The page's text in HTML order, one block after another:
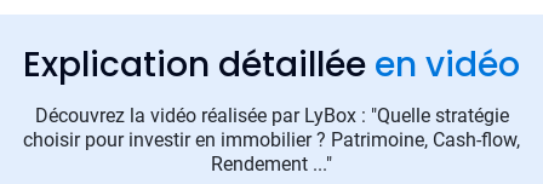
Explication détaillée en vidéo
Découvrez la vidéo réalisée par LyBox : "Quelle stratégie
choisir pour investir en immobilier ? Patrimoine, Cash-flow,
Rendement ..."